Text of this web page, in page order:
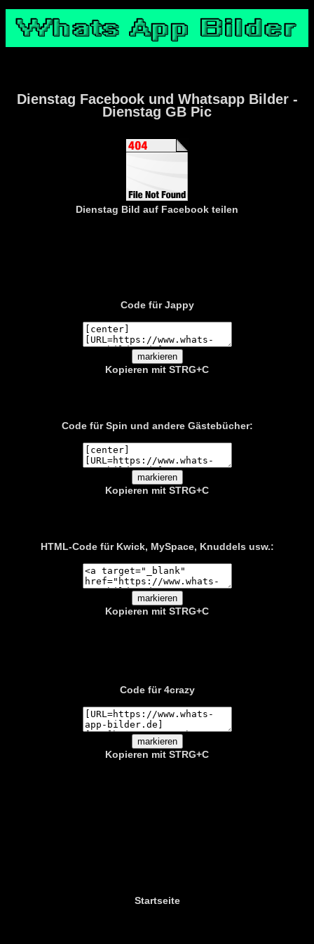
Dienstag Facebook und Whatsapp Bilder -
Dienstag GB Pic
Dienstag Bild auf Facebook teilen
Code für Jappy
Kopieren mit STRG+C
Code für Spin und andere Gästebücher:
Kopieren mit STRG+C
HTML-Code für Kwick, MySpace, Knuddels usw.:
Kopieren mit STRG+C
Code für 4crazy
Kopieren mit STRG+C
Startseite